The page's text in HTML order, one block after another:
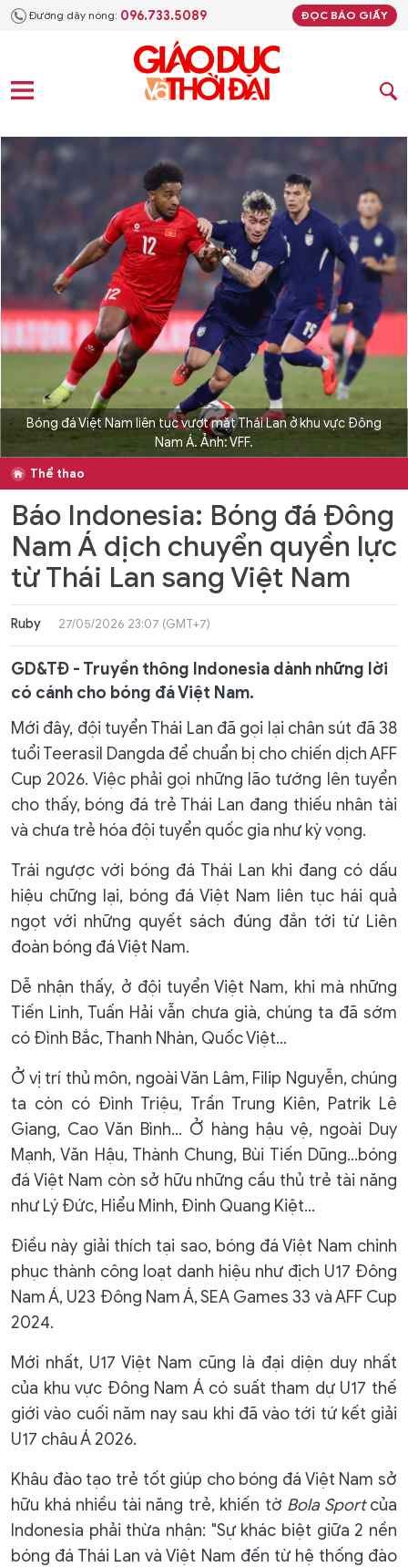
Đường dây nóng: 096.733.5089 ĐỌC BÁO GIẤY
Bóng đá Việt Nam liên tục vượt mặt Thái Lan ở khu vực Đông
Nam Á. Ảnh: VFF.
Thể thao
Báo Indonesia: Bóng đá Đông
Nam Á dịch chuyển quyền lực
từ Thái Lan sang Việt Nam
Ruby 27/05/2026 23:07 (GMT+7)
GD&TĐ - Truyền thông Indonesia dành những lời
có cánh cho bóng đá Việt Nam.
Mới đây, đội tuyển Thái Lan đã gọi lại chân sút đã 38
tuổi Teerasil Dangda để chuẩn bị cho chiến dịch AFF
Cup 2026. Việc phải gọi những lão tướng lên tuyển
cho thấy, bóng đá trẻ Thái Lan đang thiếu nhân tài
và chưa trẻ hóa đội tuyển quốc gia như kỳ vọng.
Trái ngược với bóng đá Thái Lan khi đang có dấu
hiệu chững lại, bóng đá Việt Nam liên tục hái quả
ngọt với những quyết sách đúng đắn tới từ Liên
đoàn bóng đá Việt Nam.
Dễ nhận thấy, ở đội tuyển Việt Nam, khi mà những
Tiến Linh, Tuấn Hải vẫn chưa già, chúng ta đã sớm
có Đình Bắc, Thanh Nhàn, Quốc Việt…
Ở vị trí thủ môn, ngoài Văn Lâm, Filip Nguyễn, chúng
ta còn có Đình Triệu, Trần Trung Kiên, Patrik Lê
Giang, Cao Văn Bình… Ở hàng hậu vệ, ngoài Duy
Mạnh, Văn Hậu, Thành Chung, Bùi Tiến Dũng…bóng
đá Việt Nam còn sở hữu những cầu thủ trẻ tài năng
như Lý Đức, Hiểu Minh, Đinh Quang Kiệt…
Điều này giải thích tại sao, bóng đá Việt Nam chinh
phục thành công loạt danh hiệu như địch U17 Đông
Nam Á, U23 Đông Nam Á, SEA Games 33 và AFF Cup
2024.
Mới nhất, U17 Việt Nam cũng là đại diện duy nhất
của khu vực Đông Nam Á có suất tham dự U17 thế
giới vào cuối năm nay sau khi đã vào tới tứ kết giải
U17 châu Á 2026.
Khâu đào tạo trẻ tốt giúp cho bóng đá Việt Nam sở
hữu khá nhiều tài năng trẻ, khiến tờ Bola Sportcủa
Indonesia phải thừa nhận: "Sự khác biệt giữa 2 nền
bóng đá Thái Lan và Việt Nam đến từ hệ thống đào